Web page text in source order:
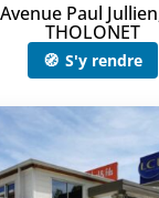
Paul
THOLONET
🧭 S'y rendre